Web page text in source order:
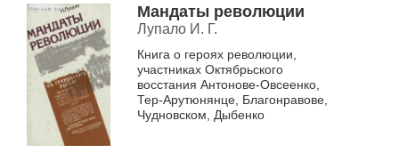
повседневной жизни Института,
отражающих важнейшие на...
Мандаты революции
Лупало И. Г.
Книга о героях революции,
участниках Октябрьского
восстания Антонове-Овсеенко,
Тер-Арутюнянце, Благонравове,
Чудновском, Дыбенко